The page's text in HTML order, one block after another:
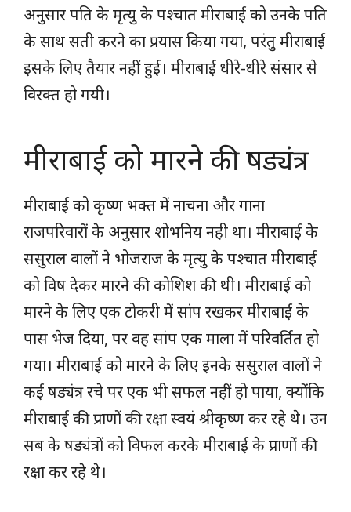
अनुसार पति के मृत्यु के पश्चात मीराबाई को उनके पति
के साथ सती करने का प्रयास किया गया, परंतु मीराबाई
इसके लिए तैयार नहीं हुई। मीराबाई धीरे-धीरे संसार से
विरक्त हो गयी।
मीराबाई को मारने की षड्यंत्र
मीराबाई को कृष्ण भक्त में नाचना और गाना
राजपरिवारों के अनुसार शोभनिय नही था। मीराबाई के
ससुराल वालों ने भोजराज के मृत्यु के पश्चात मीराबाई
को विष देकर मारने की कोशिश की थी। मीराबाई को
मारने के लिए एक टोकरी में सांप रखकर मीराबाई के
पास भेज दिया, पर वह सांप एक माला में परिवर्तित हो
गया। मीराबाई को मारने के लिए इनके ससुराल वालों ने
कई षड्यंत्र रचे पर एक भी सफल नहीं हो पाया, क्योंकि
मीराबाई की प्राणों की रक्षा स्वयं श्रीकृष्ण कर रहे थे। उन
सब के षड्यंत्रों को विफल करके मीराबाई के प्राणों की
रक्षा कर रहे थे।